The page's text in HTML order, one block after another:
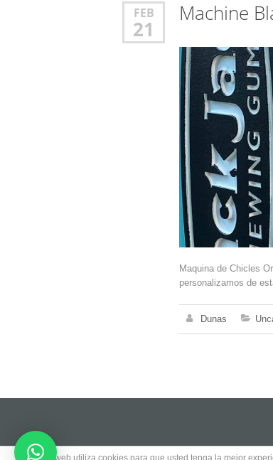
FEB
21
Machine
Maquina de Chicles
personalizamos de
Dunas
Este sitio web utiliza cookies para que usted tenga la mejor